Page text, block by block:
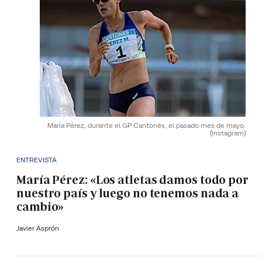
María Pérez, durante el GP Cantonés, el pasado mes de mayo.
(Instagram)
ENTREVISTA
María Pérez: «Los atletas damos todo por
nuestro país y luego no tenemos nada a
cambio»
Javier Asprón